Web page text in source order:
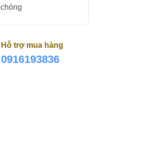
chóng
Hỗ trợ mua hàng
0916193836